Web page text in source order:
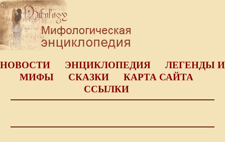
НОВОСТИ ЭНЦИКЛОПЕДИЯ
ЛЕГЕНДЫ И
МИФЫ
СКАЗКИ
КАРТА САЙТА
ССЫЛКИ